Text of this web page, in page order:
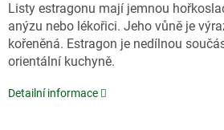
Listy estragonu mají jemnou
anýzu nebo lékořici. Jeho vůně je
kořeněná. Estragon je nedílnou
orientální kuchyně.
Detailní informace